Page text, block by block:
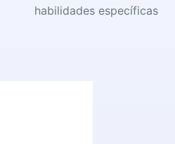
habilidades específicas